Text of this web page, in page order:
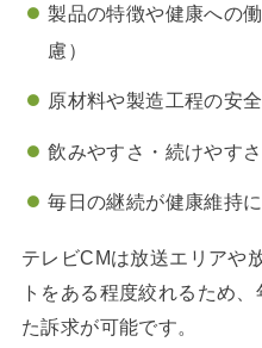
製品の特徴や健康への
慮）
原材料や製造工程の安
飲みやすさ・続けやすさ
毎日の継続が健康維持
テレビCMは放送エリアや
トをある程度絞れるため
た訴求が可能です。